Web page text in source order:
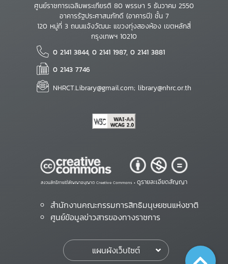
ศูนย์ราชการเฉลิมพระเกียรติ 80 พรรษา 5 ธันวาคม 2550
อาคารรัฐประศาสนภักดี (อาคารบี) ชั้น 7
120 หมู่ที่ 3 ถนนแจ้งวัฒนะ แขวงทุ่งสองห้อง เขตหลักสี่
กรุงเทพฯ 10210
0 2141 3844, 0 2141 1987, 0 2141 3881
0 2143 7746
NHRCT.Library@gmail.com; library@nhrc.or.th
สงวนสิทธิ์ภายใต้สัญญาอนุญาต Creative Commons • ดูรายละเอียดสัญญา
สำนักงานคณะกรรมการสิทธิมนุษยชนแห่งชาติ
ศูนย์ข้อมูลข่าวสารของทางราชการ
แผนผังเว็บไซต์